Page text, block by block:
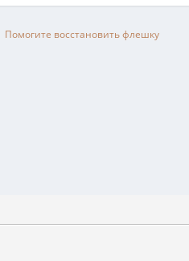
Помогите восстановить флешку